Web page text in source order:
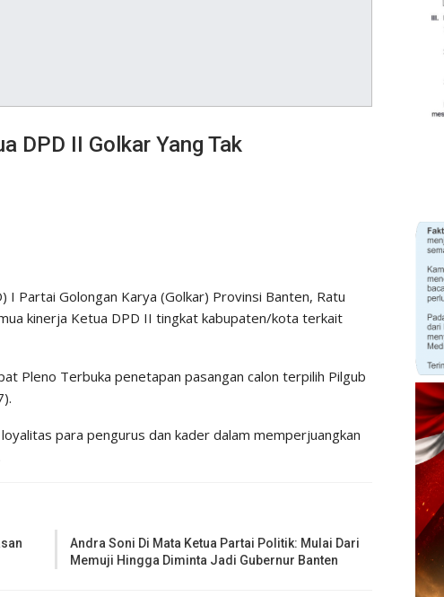
DPD II Golkar Yang Tak
I Partai Golongan Karya (Golkar) Provinsi Banten, Ratu
kinerja Ketua DPD II tingkat kabupaten/kota terkait
Pleno Terbuka penetapan pasangan calon terpilih Pilgub
para pengurus dan kader dalam memperjuangkan
Andra Soni Di Mata Ketua Partai Politik: Mulai Dari
Memuji Hingga Diminta Jadi Gubernur Banten